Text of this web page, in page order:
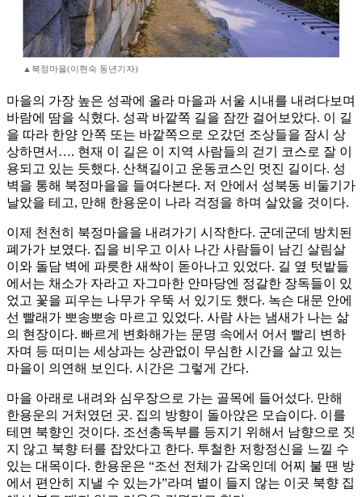
▲북정마을(이현숙 동년기자)
마을의 가장 높은 성곽에 올라 마을과 서울 시내를 내려다보며
바람에 땀을 식혔다. 성곽 바깥쪽 길을 잠깐 걸어보았다. 이 길
을 따라 한양 안쪽 또는 바깥쪽으로 오갔던 조상들을 잠시 상
상하면서…. 현재 이 길은 이 지역 사람들의 걷기 코스로 잘 이
용되고 있는 듯했다. 산책길이고 운동코스인 멋진 길이다. 성
벽을 통해 북정마을을 들여다본다. 저 안에서 성북동 비둘기가
날았을 테고, 만해 한용운이 나라 걱정을 하며 살았을 것이다.
이제 천천히 북정마을을 내려가기 시작한다. 군데군데 방치된
폐가가 보였다. 집을 비우고 이사 나간 사람들이 남긴 살림살
이와 돌담 벽에 파릇한 새싹이 돋아나고 있었다. 길 옆 텃밭들
에서는 채소가 자라고 자그마한 안마당엔 정갈한 장독들이 있
었고 꽃을 피우는 나무가 우뚝 서 있기도 했다. 녹슨 대문 안에
선 빨래가 뽀송뽀송 마르고 있었다. 사람 사는 냄새가 나는 삶
의 현장이다. 빠르게 변화해가는 문명 속에서 어서 빨리 변하
자며 등 떠미는 세상과는 상관없이 무심한 시간을 살고 있는
마을이 의연해 보인다. 시간은 그렇게 간다.
마을 아래로 내려와 심우장으로 가는 골목에 들어섰다. 만해
한용운의 거처였던 곳. 집의 방향이 돌아앉은 모습이다. 이를
테면 북향인 것이다. 조선총독부를 등지기 위해서 남향으로 짓
지 않고 북향 터를 잡았다고 한다. 투철한 저항정신을 느낄 수
있는 대목이다. 한용운은 “조선 전체가 감옥인데 어찌 불 땐 방
에서 편안히 지낼 수 있는가”라며 볕이 들지 않는 이곳 북향 집